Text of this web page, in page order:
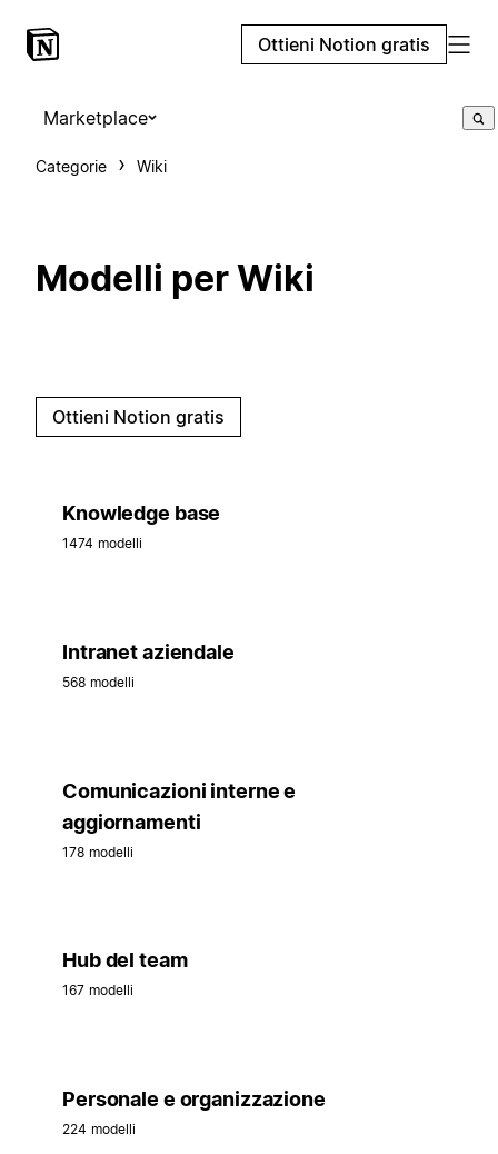
Ottieni Notion gratis
Marketplace
Categorie Wiki
Modelli per Wiki
Ottieni Notion gratis
Knowledge base
1474 modelli
Intranet aziendale
568 modelli
Comunicazioni interne e
aggiornamenti
178 modelli
Hub del team
167 modelli
Personale e organizzazione
224 modelli